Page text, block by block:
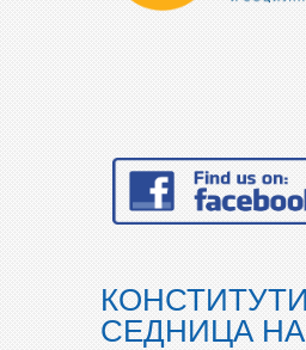
СЕДНИЦА